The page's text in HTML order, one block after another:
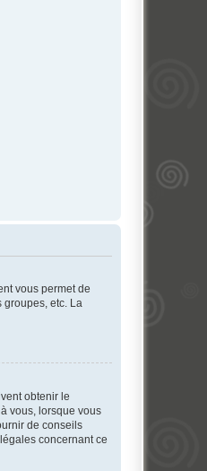
vous permet de
groupes, etc. La
obtenir le
vous, lorsque vous
de conseils
concernant ce